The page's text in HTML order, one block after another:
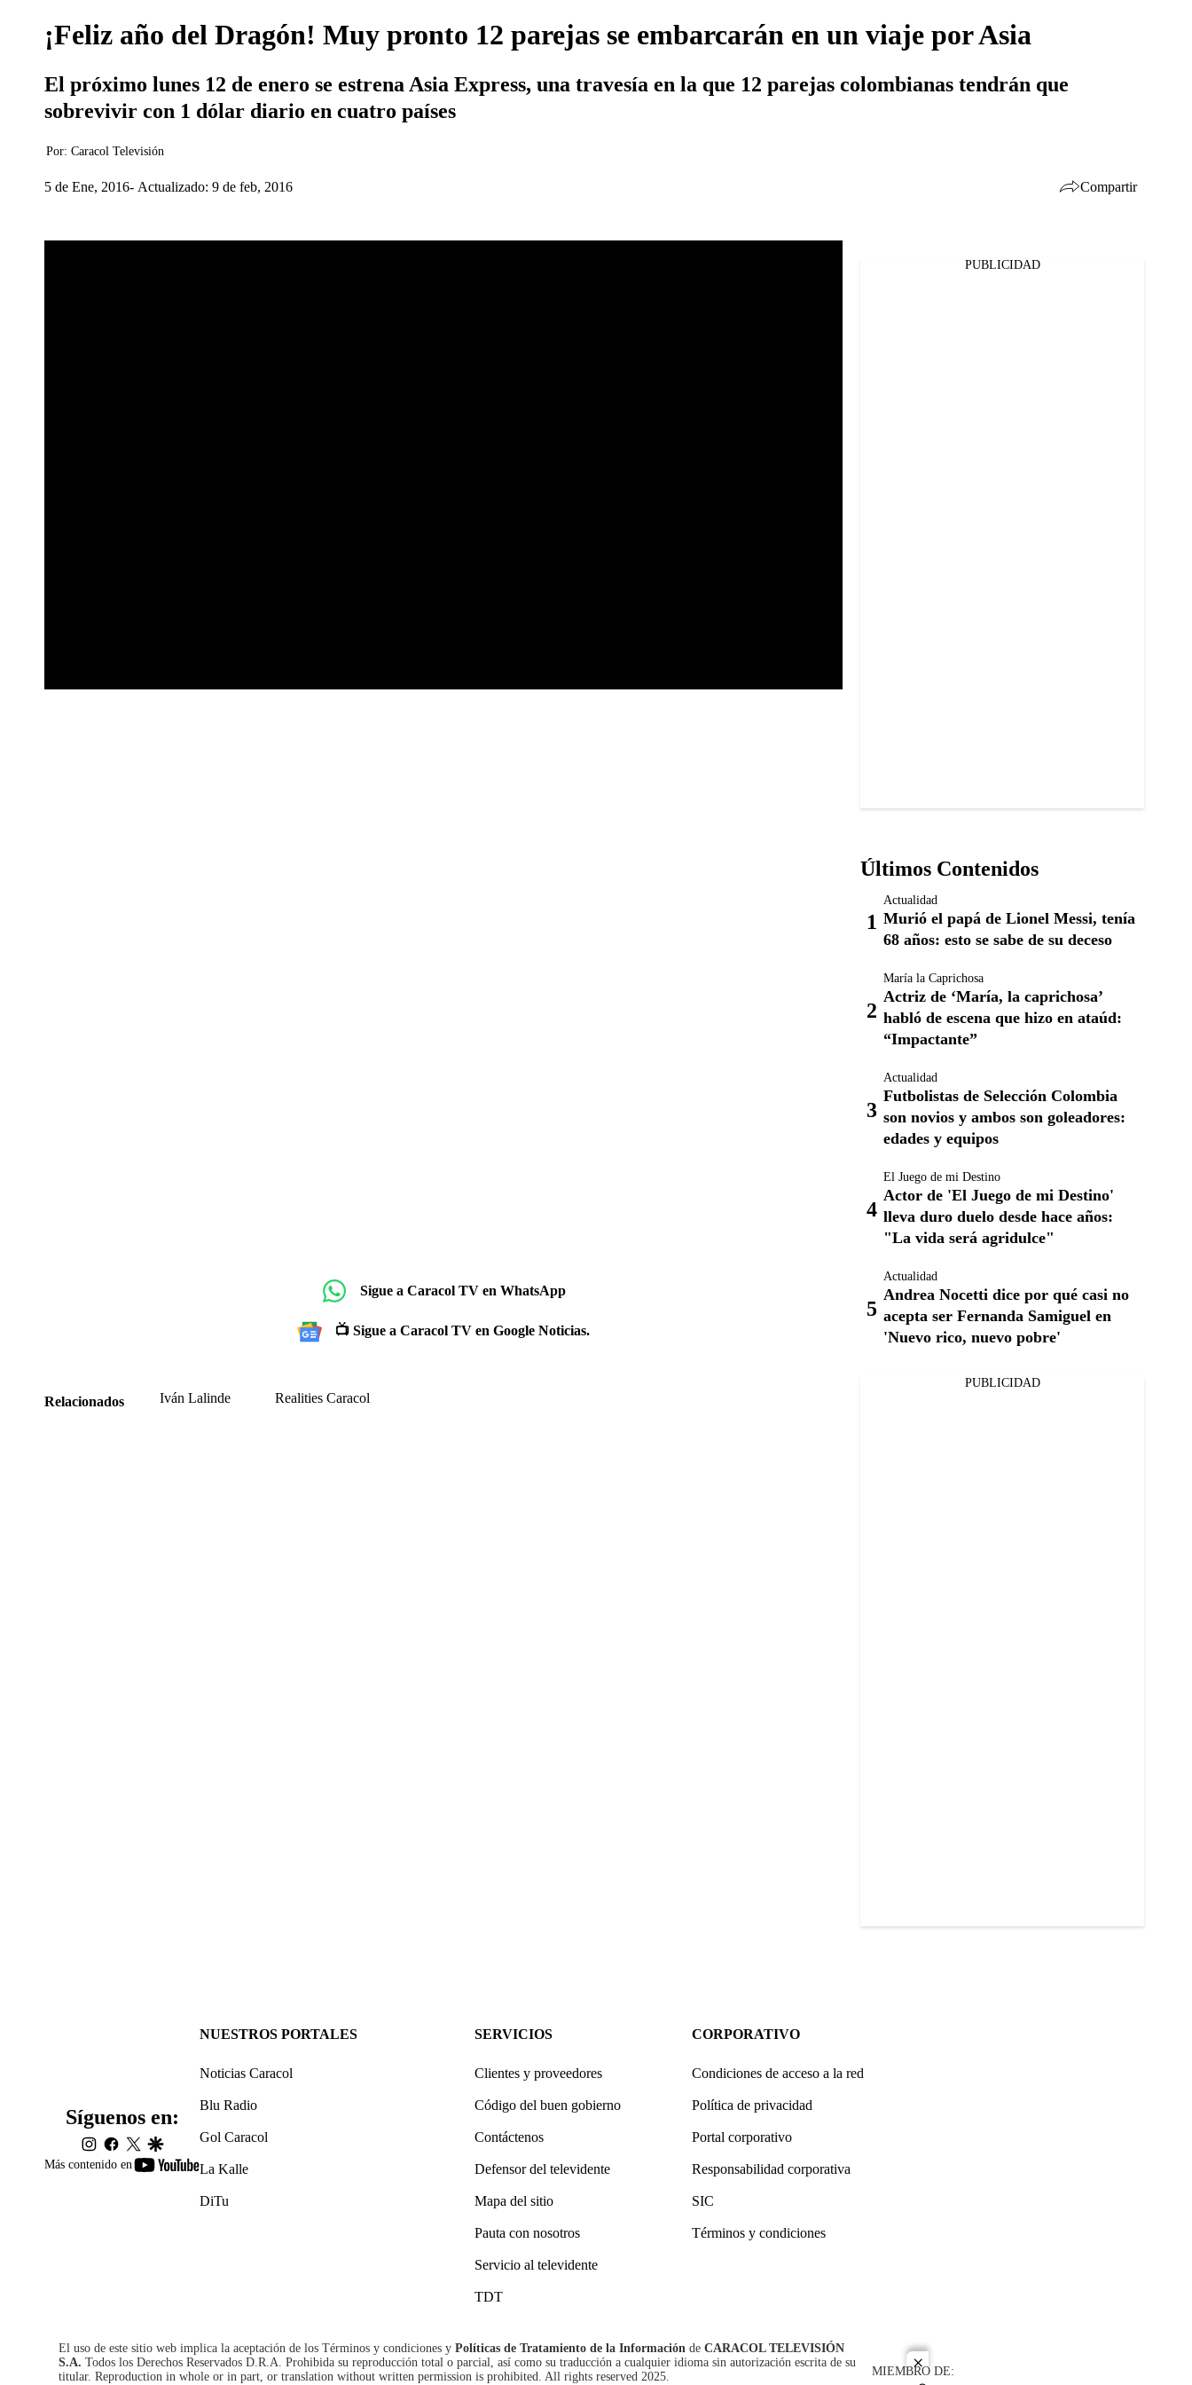
close
¡Feliz año del Dragón! Muy pronto 12 parejas se embarcarán en un viaje por Asia
El próximo lunes 12 de enero se estrena Asia Express, una travesía en la que 12 parejas colombianas tendrán que
sobrevivir con 1 dólar diario en cuatro países
Por: Caracol Televisión
5 de Ene, 2016 Actualizado: 9 de feb, 2016 Compartir
Sigue a Caracol TV en WhatsApp
📺 Sigue a Caracol TV en Google Noticias.
Relacionados Iván Lalinde Realities Caracol
PUBLICIDAD
Últimos Contenidos
Actualidad
Murió el papá de Lionel Messi, tenía
68 años: esto se sabe de su deceso
María la Caprichosa
Actriz de ‘María, la caprichosa’
habló de escena que hizo en ataúd:
“Impactante”
Actualidad
Futbolistas de Selección Colombia
son novios y ambos son goleadores:
edades y equipos
El Juego de mi Destino
Actor de 'El Juego de mi Destino'
lleva duro duelo desde hace años:
"La vida será agridulce"
Actualidad
Andrea Nocetti dice por qué casi no
acepta ser Fernanda Samiguel en
'Nuevo rico, nuevo pobre'
PUBLICIDAD
Más contenido en
youtube-
Síguenos en:
instagram
facebook
twittergoogle
NUESTROS PORTALES
Noticias Caracol
Blu Radio
Gol Caracol
La Kalle
DiTu
SERVICIOS
Clientes y proveedores
Código del buen gobierno
Contáctenos
Defensor del televidente
Mapa del sitio
Pauta con nosotros
Servicio al televidente
TDT
CORPORATIVO
Condiciones de acceso a la red
Política de privacidad
Portal corporativo
Responsabilidad corporativa
SIC
Términos y condiciones
El uso de este sitio web implica la aceptación de los Términos y condiciones y Políticas de Tratamiento de la Información de CARACOL TELEVISIÓN
S.A. Todos los Derechos Reservados D.R.A. Prohibida su reproducción total o parcial, así como su traducción a cualquier idioma sin autorización escrita de su
titular. Reproduction in whole or in part, or translation without written permission is prohibited. All rights reserved 2025.
MIEMBRO DE: